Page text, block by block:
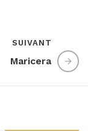
SUIVANT
Maricera